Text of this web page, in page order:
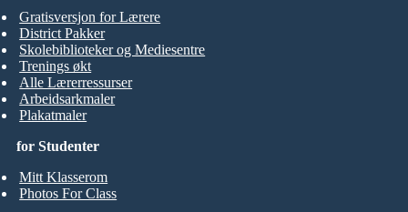
for Studenter
Mitt Klasserom
Photos For Class
Gratisversjon for Lærere
District Pakker
Skolebiblioteker og Mediesentre
Trenings økt
Alle Lærerressurser
Arbeidsarkmaler
Plakatmaler